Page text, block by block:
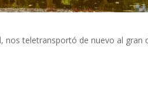
nos teletransportó de nuevo al gran